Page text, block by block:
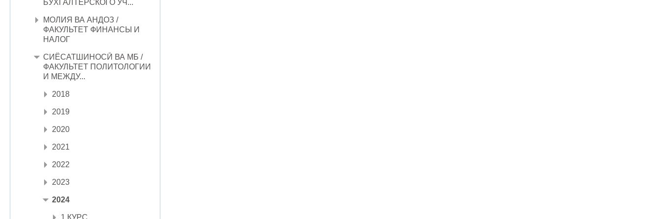
БУХГАЛТЕРСКОГО УЧ...
МОЛИЯ ВА АНДОЗ /
ФАКУЛЬТЕТ ФИНАНСЫ И
НАЛОГ
СИЁСАТШИНОСӢ ВА МБ /
ФАКУЛЬТЕТ ПОЛИТОЛОГИИ
И МЕЖДУ...
2018
2019
2020
2021
2022
2023
2024
1 КУРС